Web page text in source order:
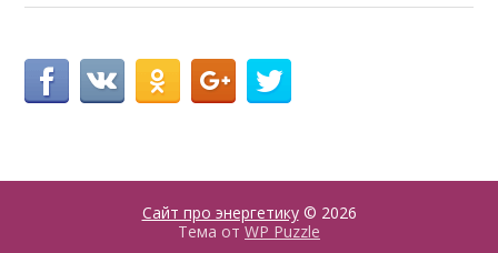
Сайт про энергетику© 2026
Тема от WP Puzzle